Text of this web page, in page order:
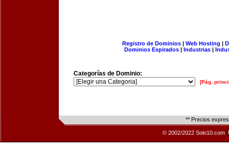
Registro de Dominios| Web Hosting |
Dominios Expirados | Industrias |
Categorías de Dominio:
[Pág.
** Precios
© 2002/2022 Solo10.com